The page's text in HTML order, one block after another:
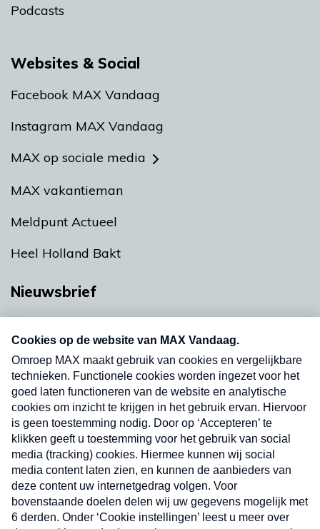
Podcasts
Websites & Social
Facebook MAX Vandaag
Instagram MAX Vandaag
MAX op sociale media
MAX vakantieman
Meldpunt Actueel
Heel Holland Bakt
Nieuwsbrief
nieuwsbrief. Elke vrijdag- en dinsdagochtend in
uw mailbox.
Verzend